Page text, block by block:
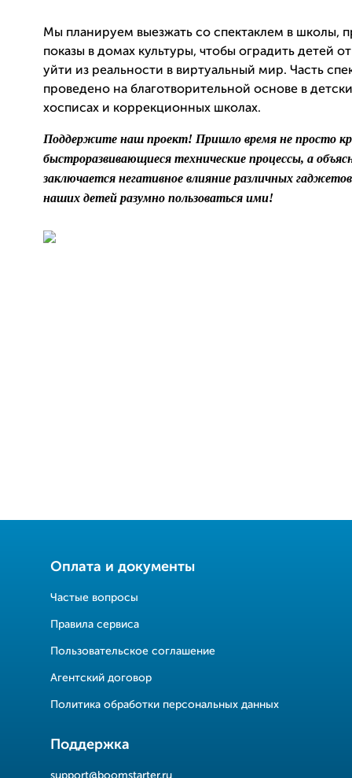
Мы планируем выезжать со спектаклем в школы,
показы в домах культуры, чтобы оградить детей
уйти из реальности в виртуальный мир. Часть
проведено на благотворительной основе в
хосписах и коррекционных школах.
Поддержите наш проект! Пришло время не просто
быстроразвивающиеся технические процессы, а
заключается негативное влияние различных
наших детей разумно пользоваться ими!
Оплата и документы
Частые вопросы
Правила сервиса
Пользовательское соглашение
Агентский договор
Политика обработки персональных данных
Поддержка
support@boomstarter.ru